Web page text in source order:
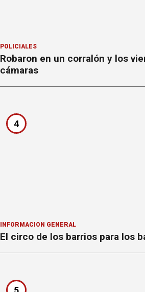
POLICIALES
Robaron en un corralón y los
cámaras
4
INFORMACION GENERAL
El circo de los barrios para los